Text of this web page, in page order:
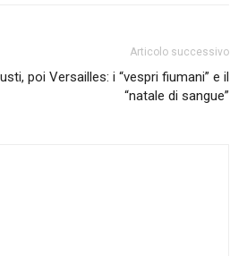
Articolo successivo
poi Versailles: i “vespri fiumani” e il
“natale di sangue”